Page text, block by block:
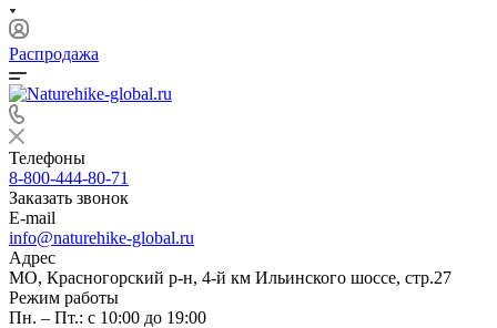
Распродажа
Телефоны
8-800-444-80-71
Заказать звонок
E-mail
info@naturehike-global.ru
Адрес
МО, Красногорский р-н, 4-й км Ильинского шоссе, стр.27
Режим работы
Пн. – Пт.: с 10:00 до 19:00